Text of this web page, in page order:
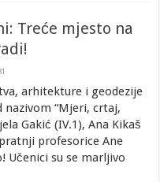
Treće mjesto na
arhitekture i geodezije
“Mjeri, crtaj,
Gakić (IV.1), Ana Kikaš
profesorice Ane
Učenici su se marljivo